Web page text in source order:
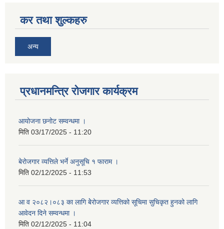
कर तथा शुल्कहरु
अन्य
प्रधानमन्त्रि रोजगार कार्यक्रम
आयोजना छनोट सम्वन्धमा ।
मिति 03/17/2025 - 11:20
बेरोजगार व्यत्तिले भर्ने अनुसूचि १ फाराम ।
मिति 02/12/2025 - 11:53
आ व २०८२।०८३ का लागि बेेरोजगार व्यत्तिको सूचिमा सुचिकृत हुनको लागि
आवेदन दिने सम्वन्धमा ।
मिति 02/12/2025 - 11:04